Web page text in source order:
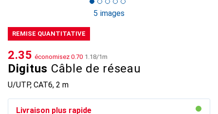
5 images
REMISE QUANTITATIVE
Digitus Câble de réseau
U/UTP, CAT6, 2 m
CHF
2.35 économisez CHF
0.70 CHF
1.18/1m
Livraison plus rapide